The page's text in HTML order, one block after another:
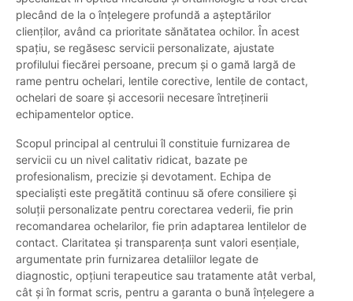
plecând de la o înțelegere profundă a așteptărilor
clienților, având ca prioritate sănătatea ochilor. În acest
spațiu, se regăsesc servicii personalizate, ajustate
profilului fiecărei persoane, precum și o gamă largă de
rame pentru ochelari, lentile corective, lentile de contact,
ochelari de soare și accesorii necesare întreținerii
echipamentelor optice.
Scopul principal al centrului îl constituie furnizarea de
servicii cu un nivel calitativ ridicat, bazate pe
profesionalism, precizie și devotament. Echipa de
specialiști este pregătită continuu să ofere consiliere și
soluții personalizate pentru corectarea vederii, fie prin
recomandarea ochelarilor, fie prin adaptarea lentilelor de
contact. Claritatea și transparența sunt valori esențiale,
argumentate prin furnizarea detaliilor legate de
diagnostic, opțiuni terapeutice sau tratamente atât verbal,
cât și în format scris, pentru a garanta o bună înțelegere a